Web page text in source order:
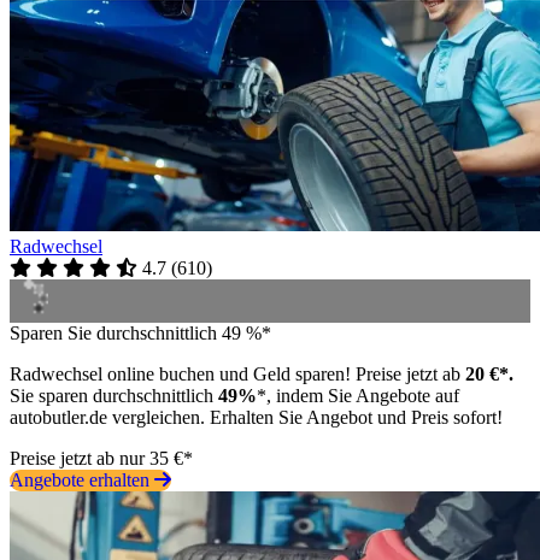
Radwechsel
4.7 (610)
Sparen Sie durchschnittlich 49 %*
Radwechsel online buchen und Geld sparen! Preise jetzt ab 20 €*.
Sie sparen durchschnittlich 49%*, indem Sie Angebote auf
autobutler.de vergleichen. Erhalten Sie Angebot und Preis sofort!
Preise jetzt ab nur 35 €*
Angebote erhalten